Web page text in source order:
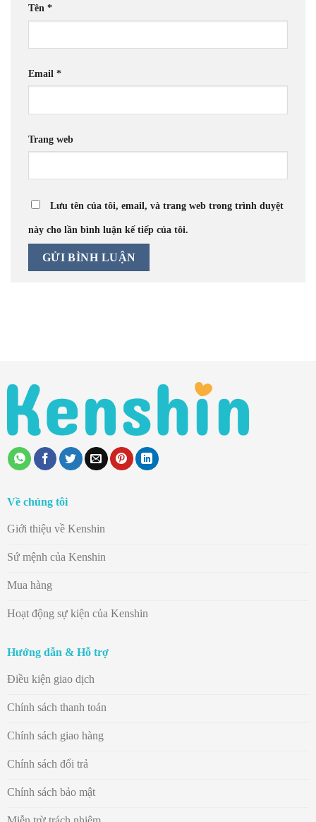
Tên *
Email *
Trang web
Lưu tên của tôi, email, và trang web trong trình duyệt
này cho lần bình luận kế tiếp của tôi.
Về chúng tôi
Giới thiệu về Kenshin
Sứ mệnh của Kenshin
Mua hàng
Hoạt động sự kiện của Kenshin
Hướng dẫn & Hỗ trợ
Điều kiện giao dịch
Chính sách thanh toán
Chính sách giao hàng
Chính sách đổi trả
Chính sách bảo mật